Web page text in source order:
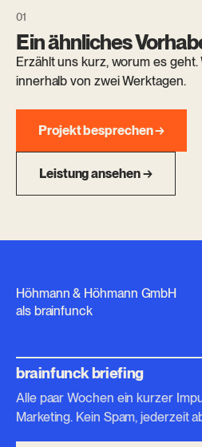
Ein ähnliches
Erzählt uns kurz, worum es
innerhalb von zwei Werktagen.
Projekt besprechen →
Leistung ansehen →
Höhmann & Höhmann GmbH
als brainfunck
brainfunck briefing
Alle paar Wochen ein kurzer
Marketing. Kein Spam, jederzeit